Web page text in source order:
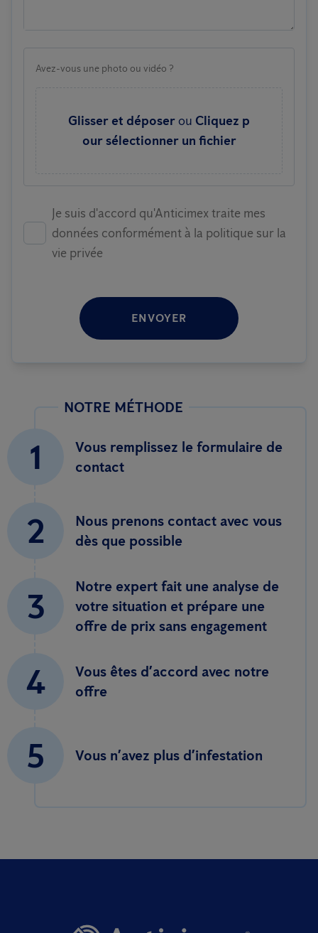
Avez-vous une photo ou vidéo ?
Glisser et déposerou Cliquez p
our sélectionner un fichier
Je suis d'accord qu'Anticimex traite mes
données conformément à la politique sur la
vie privée
ENVOYER
NOTRE MÉTHODE
1
Vous remplissez le formulaire de
contact
2
Nous prenons contact avec vous
dès que possible
3
Notre expert fait une analyse de
votre situation et prépare une
offre de prix sans engagement
4
Vous êtes d’accord avec notre
offre
5 Vous n’avez plus d’infestation